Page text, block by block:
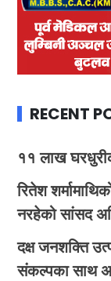
RECENT
११ लाख
रितेश
नरहेको सांसद
दक्ष जनशक्ति
संकल्पका साथ